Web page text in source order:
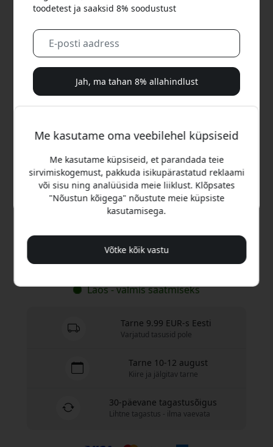
Soovitatav hind
15.99 EUR
Laos - valmis saatmiseks
Tarne 9.99 EUR-s Eesti
Varjatud tasusid pole
Tarne 10-12 august
Kiire ja jälgitav tarne
30-päevane tagastusõigus
Lihtne tagastus - ilma vaevata
Me kasutame oma veebilehel küpsiseid
Me kasutame küpsiseid, et parandada teie
sirvimiskogemust, pakkuda isikupärastatud reklaami
või sisu ning analüüsida meie liiklust. Klõpsates
"Nõustun kõigega" nõustute meie küpsiste
kasutamisega.
Võtke kõik vastu
toodetest ja saaksid 8% soodustust
Jah, ma tahan 8% allahindlust
sarjade ja eripakkumistega.
Ei, ma eelistaksin täishinda maksta.